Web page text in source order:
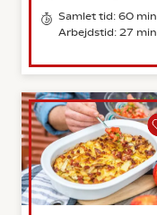
Samlet tid: 60 min.
Arbejdstid: 27 min.